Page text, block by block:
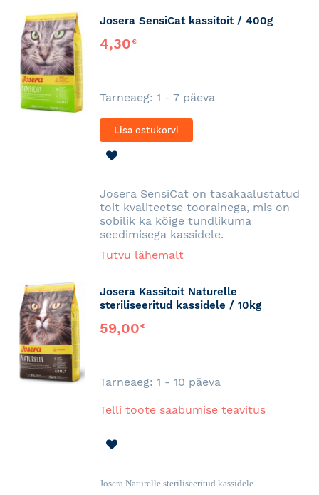
Josera SensiCat kassitoit / 400g
4,30€
Tarneaeg: 1 - 7 päeva
Lisa ostukorvi
Josera SensiCat on tasakaalustatud
toit kvaliteetse toorainega, mis on
sobilik ka kõige tundlikuma
seedimisega kassidele.
Tutvu lähemalt
Josera Kassitoit Naturelle
steriliseeritud kassidele / 10kg
59,00€
Tarneaeg: 1 - 10 päeva
Telli toote saabumise teavitus
Josera Naturelle steriliseeritud kassidele.